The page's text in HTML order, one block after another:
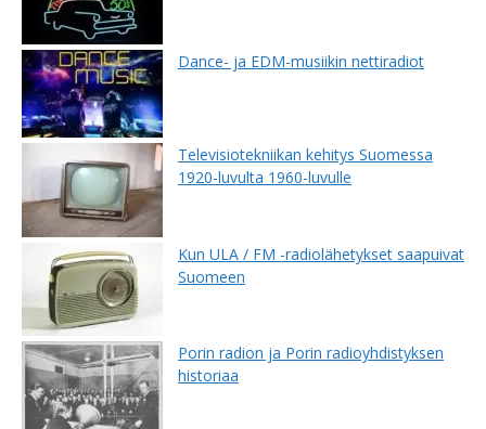
Dance- ja EDM-musiikin nettiradiot
Televisiotekniikan kehitys Suomessa
1920-luvulta 1960-luvulle
Kun ULA / FM -radiolähetykset saapuivat
Suomeen
Porin radion ja Porin radioyhdistyksen
historiaa